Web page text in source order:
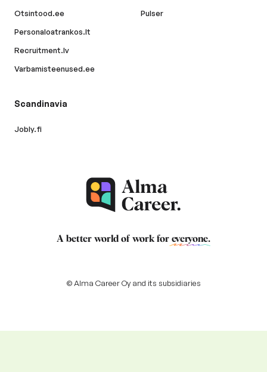
Otsintood.ee
Personaloatrankos.lt
Recruitment.lv
Varbamisteenused.ee
Pulser
Scandinavia
Jobly.fi
A better world of work for everyone.
© Alma Career Oy and its subsidiaries